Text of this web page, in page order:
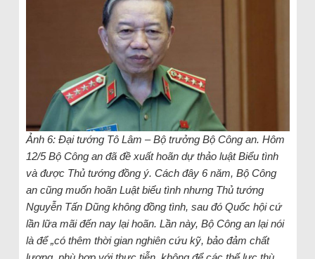
Ảnh 6: Đại tướng Tô Lâm – Bộ trưởng Bộ Công an. Hôm
12/5 Bộ Công an đã đề xuất hoãn dự thảo luật Biểu tình
và được Thủ tướng đồng ý. Cách đây 6 năm, Bộ Công
an cũng muốn hoãn Luật biểu tình nhưng Thủ tướng
Nguyễn Tấn Dũng không đồng tình, sau đó Quốc hội cứ
lần lữa mãi đến nay lại hoãn. Lần này, Bộ Công an lại nói
là để „có thêm thời gian nghiên cứu kỹ, bảo đảm chất